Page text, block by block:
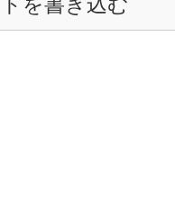
を書き込む